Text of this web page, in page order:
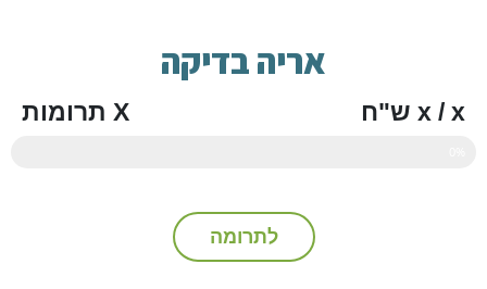
אריה בדיקה
x / x ש"ח X תרומות
לתרומה